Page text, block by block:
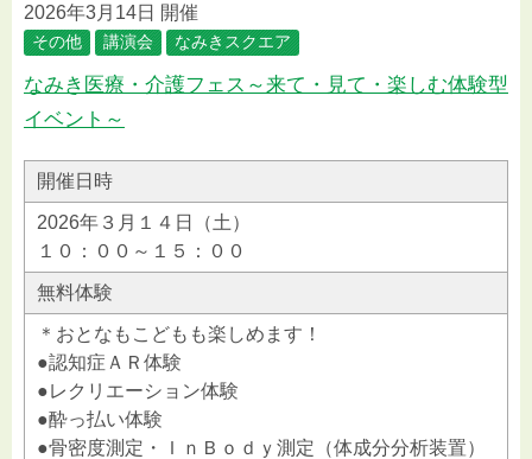
2026年3月14日 開催
その他 講演会 なみきスクエア
なみき医療・介護フェス～来て・見て・楽しむ体験型
イベント～
開催日時
2026年３月１４日（土）
１０：００～１５：００
無料体験
＊おとなもこどもも楽しめます！
●認知症ＡＲ体験
●レクリエーション体験
●酔っ払い体験
●骨密度測定・ＩｎＢｏｄｙ測定（体成分分析装置）